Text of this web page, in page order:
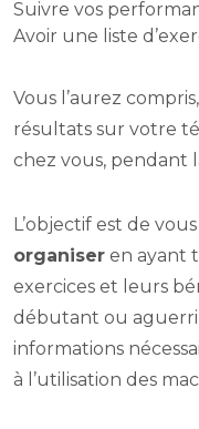
Suivre vos
Avoir une liste
Vous l’aurez
résultats sur votre
chez vous, pendant
L’objectif est de
organiser en ayant
exercices et leurs
débutant ou
informations
à l’utilisation des